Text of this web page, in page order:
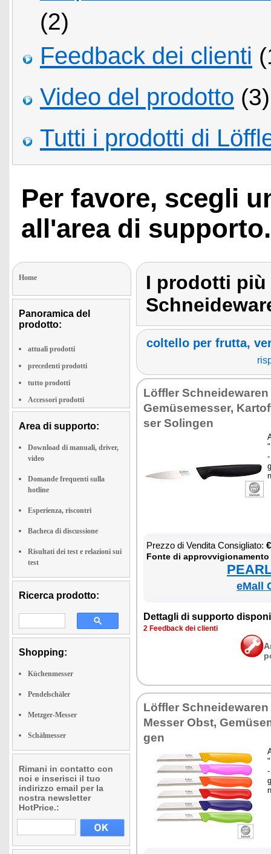
(2)
Feedback dei clienti
Video del prodotto (3)
Tutti i prodotti di
Per favore, scegli
all'area di
Home
Panoramica del
prodotto:
attuali prodotti
precedenti prodotti
tutto prodotti
Accessori prodotti
Area di supporto:
Download di manuali, driver,
video
Domande frequenti sulla
hotline
Esperienza, riscontri
Bacheca di discussione
Risultati dei test e relazioni sui
test
Ricerca prodotto:
Shopping:
Küchenmesser
Pendelschäler
Metzger-Messer
Schälmesser
Rimani in contatto con
noi e inserisci il tuo
indirizzo email per la
nostra newsletter
HotPrice.:
I prodotti
coltello per frutta,
Löffler Sch­nei­dewaren
Gemüse­mes­ser,
ser So­lin­gen
Prez­zo di Ven­di­ta Con­si­glia­to:
Fon­te di ap­prov­vi­gio­na­men­to
eMall
Det­ta­gli di sup­por­to
2 Feed­back dei clien­ti
Löffler
Mes­ser Ob­st,
gen